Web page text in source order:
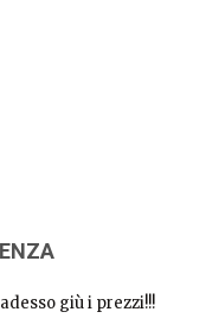
giù i prezzi!!!